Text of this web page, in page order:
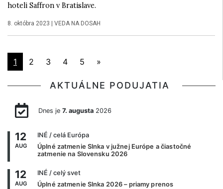
hoteli Saffron v Bratislave.
8. októbra 2023 | VEDA NA DOSAH
1 2 3 4 5 »
AKTUÁLNE PODUJATIA
Dnes je 7. augusta2026
12
AUG
INÉ / celá Európa
Úplné zatmenie Slnka v južnej Európe a čiastočné
zatmenie na Slovensku 2026
12
AUG
INÉ / celý svet
Úplné zatmenie Slnka 2026 – priamy prenos